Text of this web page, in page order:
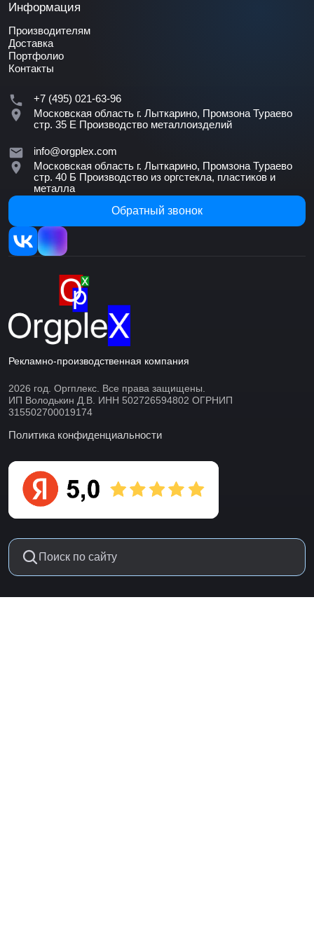
Информация
Производителям
Доставка
Портфолио
Контакты
+7 (495) 021-63-96
Московская область г. Лыткарино, Промзона Тураево
стр. 35 Е Производство металлоизделий
info@orgplex.com
Московская область г. Лыткарино, Промзона Тураево
стр. 40 Б Производство из оргстекла, пластиков и
металла
Обратный звонок
Рекламно-производственная компания
2026 год. Оргплекс. Все права защищены.
ИП Володькин Д.В. ИНН 502726594802 ОГРНИП
315502700019174
Политика конфиденциальности